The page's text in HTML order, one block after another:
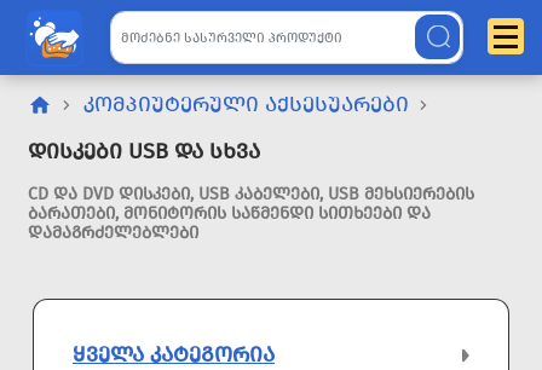
ᲙᲝᲛᲞᲘᲣᲢᲔᲠᲣᲚᲘ ᲐᲥᲡᲔᲡᲣᲐᲠᲔᲑᲘ
Დისკები USB Და Სხვა
CD ᲓᲐ DVD ᲓᲘᲡᲙᲔᲑᲘ, USB ᲙᲐᲑᲔᲚᲔᲑᲘ, USB ᲛᲔᲮᲡᲘᲔᲠᲔᲑᲘᲡ
ᲑᲐᲠᲐᲗᲔᲑᲘ, ᲛᲝᲜᲘᲢᲝᲠᲘᲡ ᲡᲐᲬᲛᲔᲜᲓᲘ ᲡᲘᲗᲮᲔᲔᲑᲘ ᲓᲐ
ᲓᲐᲛᲐᲒᲠᲫᲔᲚᲔᲑᲚᲔᲑᲘ
ᲧᲕᲔᲚᲐ ᲙᲐᲢᲔᲒᲝᲠᲘᲐ